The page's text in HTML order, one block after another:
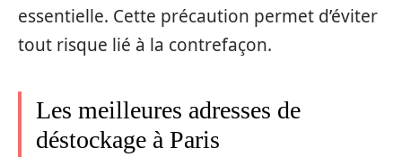
essentielle. Cette précaution permet d’éviter
tout risque lié à la contrefaçon.
Les meilleures adresses de
déstockage à Paris